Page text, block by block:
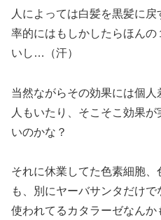
人によっては白髪を黒髪に
率的にはもしかしたらほん
いし…（汗）
当然ながらその効果には個
人もいたり、そこそこ効果
いのかな？
それに休業してた色素細胞
も、別にヤーバサンタだけ
使われてるカタラーゼなん